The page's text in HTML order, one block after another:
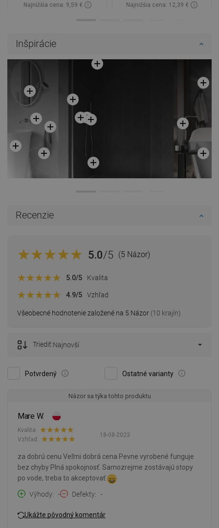
Najnižšia cena: 9,59 €
Najnižšia cena: 12,39 €
Inšpirácie
Recenzie
5.0/5 (5 Názor)
Všeobecné hodnotenie založené na 5 Názor (10 krajín)
5.0/5 Kvalita
4.9/5 Vzhľad
Potvrdený Ostatné varianty
Triediť:Najnovší
Názor sa týka tohto produktu
Mare W.
18-08-2023
Kvalita:
Vzhľad:
za dobrú cenu Veľmi dobrá cena Pevne vyrobené funguje
bez chyby Plná spokojnosť. Samozrejme zostávajú stopy
po vode, treba to akceptovať
Výhody - Defekty -
Ukážte pôvodný komentár